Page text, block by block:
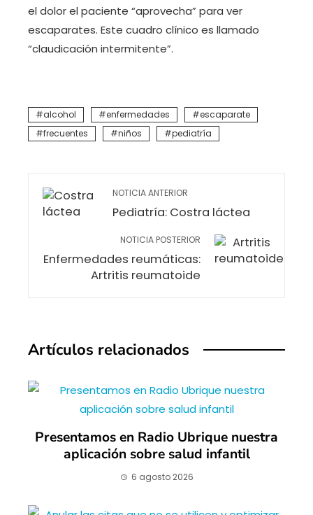
el dolor el paciente “aprovecha” para ver
escaparates. Este cuadro clínico es llamado
“claudicación intermitente”.
alcohol enfermedades
escaparate
frecuentes
niños pediatría
NOTICIA ANTERIOR
Pediatría: Costra láctea
NOTICIA POSTERIOR
Enfermedades reumáticas:
Artritis reumatoide
Artículos relacionados
Presentamos en Radio Ubrique nuestra
aplicación sobre salud infantil
6 agosto 2026